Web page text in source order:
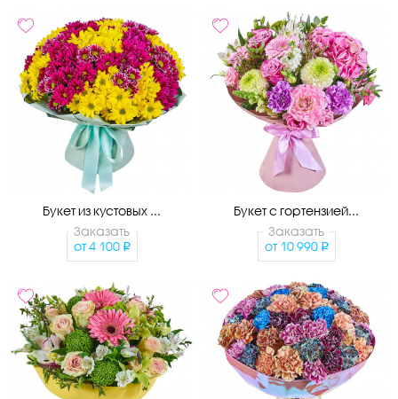
Букет из кустовых ...
Заказать
от 4 100
Букет с гортензией...
Заказать
от 10 990